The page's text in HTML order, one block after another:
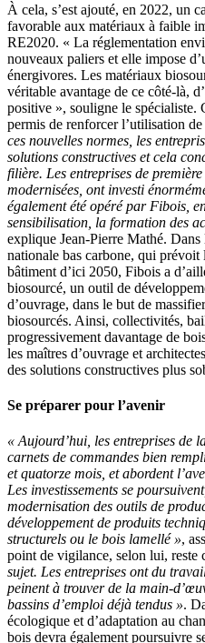
À cela, s’est ajouté, en 2022, un
favorable aux matériaux à faible
RE2020. « La réglementation
nouveaux paliers et elle impose
énergivores. Les matériaux
véritable avantage de ce côté-là,
positive », souligne le spécialiste.
permis de renforcer l’utilisation
ces nouvelles normes, les
solutions constructives et cela
filière. Les entreprises de
modernisées, ont investi
également été opéré par Fibois,
sensibilisation, la formation des
explique Jean-Pierre Mathé.
nationale bas carbone, qui prévoit
bâtiment d’ici 2050, Fibois a
biosourcé, un outil de
d’ouvrage, dans le but de
biosourcés. Ainsi, collectivités,
progressivement davantage de
les maîtres d’ouvrage et
des solutions constructives plus
Se préparer pour l’avenir
« Aujourd’hui, les entreprises de
carnets de commandes bien
et quatorze mois, et abordent
Les investissements se
modernisation des outils de
développement de produits
structurels ou le bois lamellé »,
point de vigilance, selon lui, reste
sujet. Les entreprises ont du
peinent à trouver de la main-
bassins d’emploi déjà tendus ».
écologique et d’adaptation au
bois devra également poursuivre